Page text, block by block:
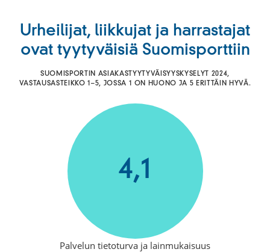
Urheilijat, liikkujat ja harrastajat
ovat tyytyväisiä Suomisporttiin
SUOMISPORTIN ASIAKASTYYTYVÄISYYSKYSELYT 2024,
VASTAUSASTEIKKO 1–5, JOSSA 1 ON HUONO JA 5 ERITTÄIN HYVÄ.
4,1
Palvelun tietoturva ja lainmukaisuus